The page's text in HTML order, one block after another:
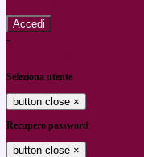
-
Seleziona utente
button close ×
Recupero password
button close ×